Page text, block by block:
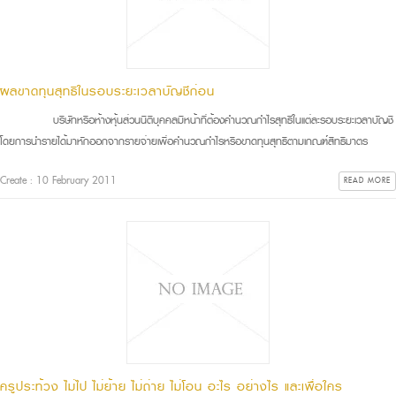
ผลขาดทุนสุทธิในรอบระยะเวลาบัญชีก่อน
บริษัทหรือห้างหุ้นส่วนนิติบุคคลมีหน้าที่ต้องคำนวณกำไรสุทธิในแต่ละรอบระยะเวลาบัญชี
โดยการนำรายได้มาหักออกจากรายจ่ายเพื่อคำนวณกำไรหรือขาดทุนสุทธิตามเกณฑ์สิทธิมาตร
Create : 10 February 2011 READ MORE
ครูประท้วง ไม่ไป ไม่ย้าย ไม่ถ่าย ไม่โอน อะไร อย่างไร และเพื่อใคร